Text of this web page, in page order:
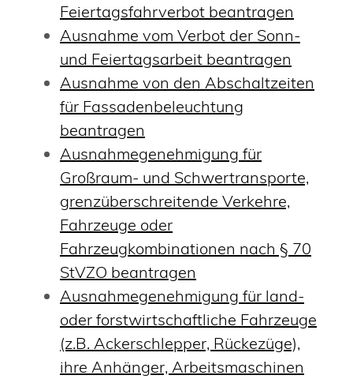
Feiertagsfahrverbot beantragen
Ausnahme vom Verbot der Sonn-
und Feiertagsarbeit beantragen
Ausnahme von den Abschaltzeiten
für Fassadenbeleuchtung
beantragen
Ausnahmegenehmigung für
Großraum- und Schwertransporte,
grenzüberschreitende Verkehre,
Fahrzeuge oder
Fahrzeugkombinationen nach § 70
StVZO beantragen
Ausnahmegenehmigung für land-
oder forstwirtschaftliche Fahrzeuge
(z.B. Ackerschlepper, Rückezüge),
ihre Anhänger, Arbeitsmaschinen